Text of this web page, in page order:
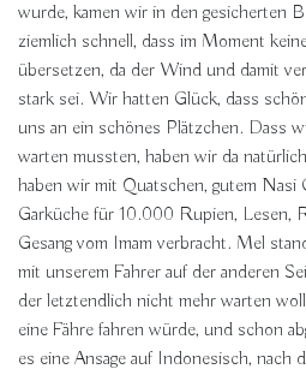
wurde, kamen wir in den gesicherten
ziemlich schnell, dass im Moment
übersetzen, da der Wind und damit
stark sei. Wir hatten Glück, dass
uns an ein schönes Plätzchen. Dass
warten mussten, haben wir da
haben wir mit Quatschen, gutem Nasi
Garküche für 10.000 Rupien, Lesen,
Gesang vom Imam verbracht. Mel
mit unserem Fahrer auf der anderen
der letztendlich nicht mehr warten
eine Fähre fahren würde, und schon
es eine Ansage auf Indonesisch, nach